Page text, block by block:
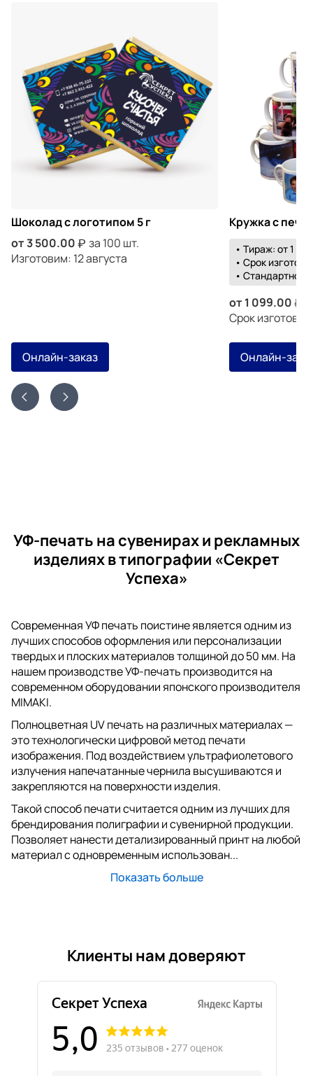
Шоколад с логотипом 5 г
от3 500.00
за 100 шт.
Изготовим: 12 августа
Онлайн-заказ
Кружка с
• Тираж: от 1 шт.
• Срок
• Стандартной
от 1 099.00
Срок
Онлайн-
УФ-печать на сувенирах и рекламных
изделиях в типографии «Секрет
Успеха»
Современная УФ печать поистине является одним из
лучших способов оформления или персонализации
твердых и плоских материалов толщиной до 50 мм. На
нашем производстве УФ-печать производится на
современном оборудовании японского производителя
MIMAKI.
Полноцветная UV печать на различных материалах —
это технологически цифровой метод печати
изображения. Под воздействием ультрафиолетового
излучения напечатанные чернила высушиваются и
закрепляются на поверхности изделия.
Такой способ печати считается одним из лучших для
брендирования полиграфии и сувенирной продукции.
Позволяет нанести детализированный принт на любой
материал с одновременным использован...
Показать больше
Клиенты нам доверяют